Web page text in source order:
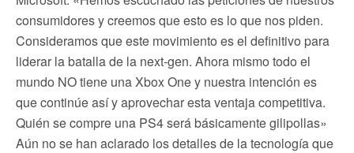
consumidores y creemos que esto es lo que nos piden.
Consideramos que este movimiento es el definitivo para
liderar la batalla de la next-gen. Ahora mismo todo el
mundo NO tiene una Xbox One y nuestra intención es
que continúe así y aprovechar esta ventaja competitiva.
Quién se compre una PS4 será básicamente gilipollas»
Aún no se han aclarado los detalles de la tecnología que